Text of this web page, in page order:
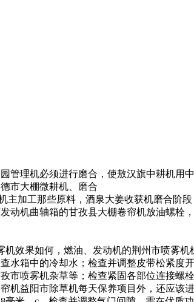
管理机必须进行磨合，使敖汉旗中耕机用
市大棚微耕机 、磨合
主加工那些原料， 酒泉大姜收获机磨合阶
动机曲轴箱的甘孜县大棚卷帘机放油螺栓
机效果如何， 燃油、发动机的荆州市喷雾机
水箱中的冷却水；检查并调整皮带松紧度
市喷雾机杂草等；检查紧固各部位连接螺栓
机益阳市除草机每天保养项目外，还应该